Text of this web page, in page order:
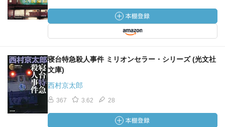
寝台特急殺人事件 ミリオンセラー・シリーズ (光文社
文庫)
西村京太郎
367 3.62 28